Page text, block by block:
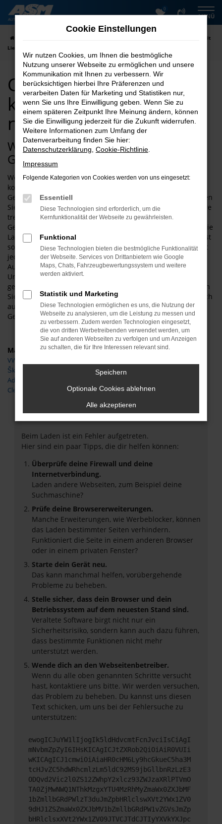
Zum
Hauptinhalt
0
MENÜ
Clever Gebrauchtwagen kaufen mit
Lieferservice nach Wolfenbüttel
Clever Gebrauchtwagen
kaufen mit Lieferservice
nach Wolfenbüttel
Wie wäre es mit einem Clever
Gebrauchtwagen für Wolfenbüttel?
Wer Qualität mit einem unschlagbar günstigen Preis
kombinieren möchte, landet schnell bei einem Clever
Gebrauchtwagen. Für Wolfenbüttel und Umgebung erwerben
Sie ein rundum geeignetes Fahrzeug, das Sie über viele Jahre
treu begleiten wird. Ein Pluspunkt von Clever
Gebrauchtwagen ist das exzellente Image des Herstellers. Die
Langlebigkeit der Fahrzeuge und deren gute Verarbeitung ist
sowohl in Wolfenbüttel als auch anderswo bekannt und hält
jedem Vergleich stand. Hinzu kommt, dass Sie beim
Autoservice Meißner mit Vertrauen kaufen. Unser
Unternehmen existiert seit 1997 und wird vom Inhaber
geführt. Wenn Sie aus Wolfenbüttel zu uns kommen, werden
Sie auf Wunsch vom Chef persönlich bedient und dürfen sich
auf einen rundum gepflegten und einwandfreien Clever
Gebrauchtwagen freuen.
Marken
VW
Škoda
Adria
Clever
Fehler: Network Error
Beim Laden ist ein Fehler aufgetreten.
Hier sind ein paar Tipps, die dir helfen können:
Überprüfe deine Firewall und deine
Internetverbindung.
Laden andere Webseiten, zum Beispiel deine
Suchmaschine?
Prüfe deine Browsererweiterungen.
Manche Erweiterungen, wie Werbeblocker, können
das Laden bestimmter Seiten verhindern.
Funktioniert die Seite in einem anderen Browser
oder in einem privaten Fenster?
Starte dein Gerät neu.
Das kann manchmal helfen, vorübergehende
Probleme zu beheben.
Stelle sicher, dass dein Browser und dein
Betriebssystem auf dem neuesten Stand sind.
Veraltete Software birgt nicht nur ein
Sicherheitsrisiko, sondern kann auch dazu führen,
dass bestimmte Funktionen nicht mehr
unterstützt werden.
Wende dich an den Webseitenbetreiber.
Wenn du alle oben genannten Schritte versucht
hast, kontaktiere uns bitte. Wir werden versuchen,
das Problem zu beheben. Du kannst uns diesen
Text schicken, um uns bei der Fehlersuche zu
unterstützen:
ewogICJuYW1lIjogIk5ldHdvcmtFcnJvciIsCiAgI
mNvbmZpZyI6IHsKICAgICJtZXRob2QiOiAiR0VUIi
wKICAgICJ1cmwiOiAiaHR0cHM6Ly9hcGkueC5ha3M
tcHJvZC5hdWRhcmlzLm5ldC92MS9jbGllbnRzLzE3
ODQvd2Vic2l0ZS12ZWhpY2xlcz93ZWJzaXRlPTVmO
TA0ZjMwNWQ1NThkMzgxYTU4MzRhMyZmaWx0ZXJbMF
1bZmllbGRdPWlzT3duJmZpbHRlclswXVt2YWx1ZV0
9dHJ1ZSZmaWx0ZXJbMV1bZmllbGRdPW1vZGVsJmZp
bHRlclsxXVt2YWx1ZV09JTVCJTdCJTIyYXVkYXJpc
Cookie Einstellungen
Wir nutzen Cookies, um Ihnen die bestmögliche
Nutzung unserer Webseite zu ermöglichen und unsere
Kommunikation mit Ihnen zu verbessern. Wir
berücksichtigen hierbei Ihre Präferenzen und
verarbeiten Daten für Marketing und Statistiken nur,
wenn Sie uns Ihre Einwilligung geben. Wenn Sie zu
einem späteren Zeitpunkt Ihre Meinung ändern, können
Sie die Einwilligung jederzeit für die Zukunft widerrufen.
Weitere Informationen zum Umfang der
Datenverarbeitung finden Sie hier:
Datenschutzerklärung Cookie-Richtlinie
Impressum
Folgende Kategorien von Cookies werden von uns eingesetzt:
Essentiell
Diese Technologien sind erforderlich, um die
Kernfunktionalität der Webseite zu gewährleisten.
Funktional
Diese Technologien bieten die bestmögliche Funktionalität
der Webseite. Services von Drittanbietern wie Google
Maps, Chats, Fahrzeugbewertungssystem und weitere
werden aktiviert.
Statistik und Marketing
Diese Technologien ermöglichen es uns, die Nutzung der
Webseite zu analysieren, um die Leistung zu messen und
zu verbessern. Zudem werden Technologien eingesetzt,
die von dritten Werbetreibenden verwendet werden, um
Sie auf anderen Webseiten zu verfolgen und um Anzeigen
zu schalten, die für Ihre Interessen relevant sind.
Speichern
Optionale Cookies ablehnen
Alle akzeptieren